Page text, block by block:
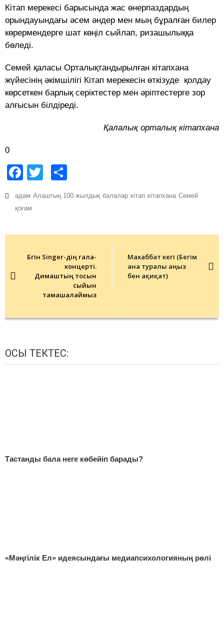
Кітап мерекесі барысында жас өнерпаздардың
орындауындағы әсем әндер мен мың бұралған билер
көрермендерге шат көңіл сыйлап, ризашылыққа
бөледі.
Семей қаласы Орталықтандырылған кітапхана
жүйесінің әкімшілігі Кітап мерекесін өткізуде қолдау
көрсеткен барлық серіктестер мен әріптестерге зор
алғысын білдіреді.
Қалалық орталық кітапхана
0
Facebook
Twitter
адам Алаштың 100 жылдық балалар кітап кітапхана Семей
қоғам
navigation
Бүгін Singer-дің гала-
концерті.
Димаштың тосын
сыйын
тамашалаймыз
Махаббат кегі (Бегім
ана туралы аңыз
бен ақиқат)
ОСЫ ТЕКТЕС:
Тастанды бала неге көбейіп барады?
«Мәңгілік Ел» идеясындағы медиапсиxологияның рөлі